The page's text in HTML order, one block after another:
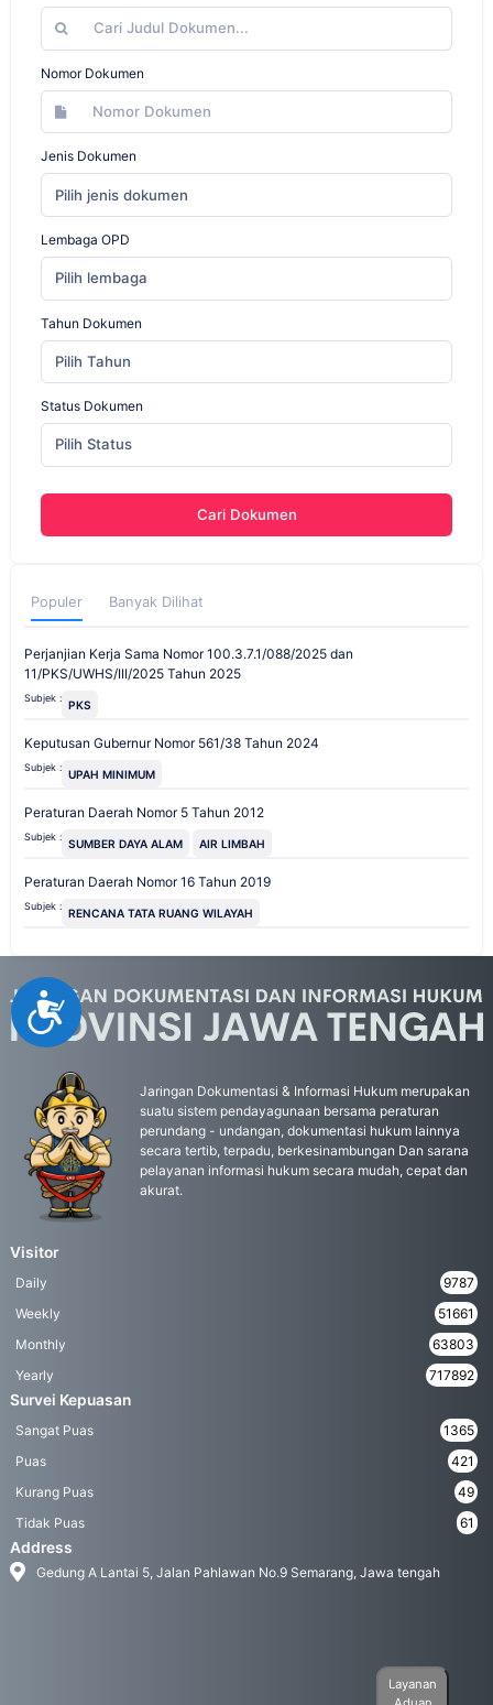
Accessibility
Nomor Dokumen
Jenis Dokumen
Pilih jenis dokumen
Lembaga OPD
Pilih lembaga
Tahun Dokumen
Pilih Tahun
Status Dokumen
Pilih Status
Cari Dokumen
Populer Banyak Dilihat
Perjanjian Kerja Sama Nomor 100.3.7.1/088/2025 dan
11/PKS/UWHS/III/2025 Tahun 2025
Subjek : PKS
Keputusan Gubernur Nomor 561/38 Tahun 2024
Subjek : UPAH MINIMUM
Peraturan Daerah Nomor 5 Tahun 2012
Subjek : SUMBER DAYA ALAM AIR LIMBAH
Peraturan Daerah Nomor 16 Tahun 2019
Subjek : RENCANA TATA RUANG WILAYAH
Jaringan Dokumentasi & Informasi Hukum merupakan
suatu sistem pendayagunaan bersama peraturan
perundang - undangan, dokumentasi hukum lainnya
secara tertib, terpadu, berkesinambungan Dan sarana
pelayanan informasi hukum secara mudah, cepat dan
akurat.
Visitor
Daily
9787
Weekly
51661
Monthly
63803
Yearly
717892
Survei Kepuasan
Sangat Puas
1365
Puas
421
Kurang Puas
49
Tidak Puas
61
Address
Gedung A Lantai 5, Jalan Pahlawan No.9 Semarang, Jawa tengah
Layanan